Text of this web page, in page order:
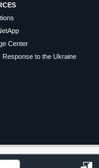
Center
Response to the Ukraine
Privacy Policy